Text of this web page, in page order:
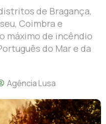
de Bragança,
Coimbra e
máximo de incêndio
do Mar e da
Agência Lusa